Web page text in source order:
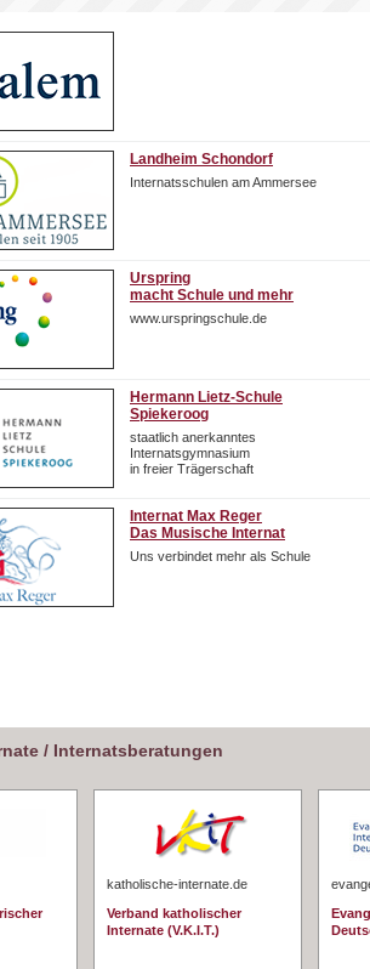
Landheim Schondorf
Internatsschulen am Ammersee
Urspring
macht Schule und mehr
www.urspringschule.de
Hermann Lietz-Schule
Spiekeroog
staatlich anerkanntes
Internatsgymnasium
in freier Trägerschaft
Internat Max Reger
Das Musische Internat
Uns verbindet mehr als Schule
/ Internatsberatungen
katholische-internate.de
Verband katholischer
Internate (V.K.I.T.)